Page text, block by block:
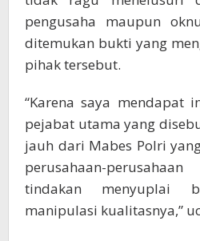
pengusaha maupun
ditemukan bukti yang
pihak tersebut.
“Karena saya mendapat
pejabat utama yang
jauh dari Mabes Polri
perusahaan-
tindakan menyuplai
manipulasi kualitasnya,”